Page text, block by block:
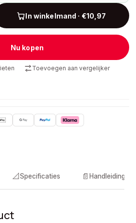
In winkelmand · €10,97
Nu kopen
Toevoegen aan vergelijker
📐Specificaties 📄 Handleidingen